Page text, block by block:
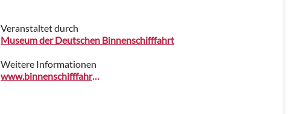
Veranstaltet durch
Museum der Deutschen Binnenschifffahrt
Weitere Informationen
www.binnenschifffahrtsmuseum.de